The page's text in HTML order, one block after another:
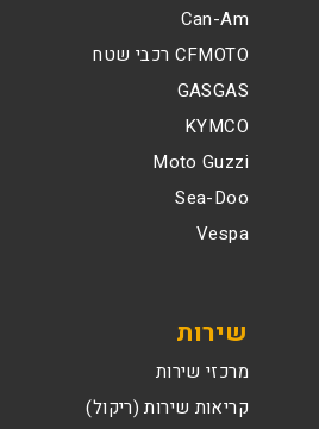
Can-Am
CFMOTO רכבי שטח
GASGAS
KYMCO
Moto Guzzi
Sea-Doo
Vespa
שירות
מרכזי שירות
קריאות שירות (ריקול)